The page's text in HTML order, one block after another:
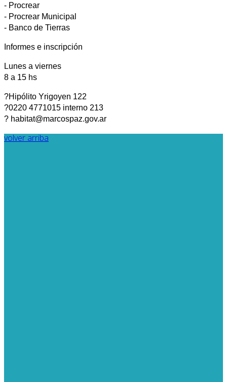
- Procrear
- Procrear Municipal
- Banco de Tierras
Informes e inscripción
Lunes a viernes
8 a 15 hs
?Hipólito Yrigoyen 122
?0220 4771015 interno 213
? habitat@marcospaz.gov.ar
volver arriba